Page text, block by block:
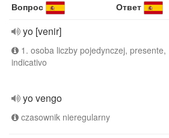
Вопрос Ответ
yo [venir]
1. osoba liczby pojedynczej, presente,
indicativo
yo vengo
czasownik nieregularny